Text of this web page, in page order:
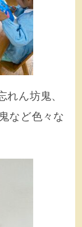
れん坊鬼、
など色々な